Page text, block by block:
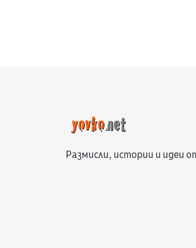
Размисли, истории и идеи